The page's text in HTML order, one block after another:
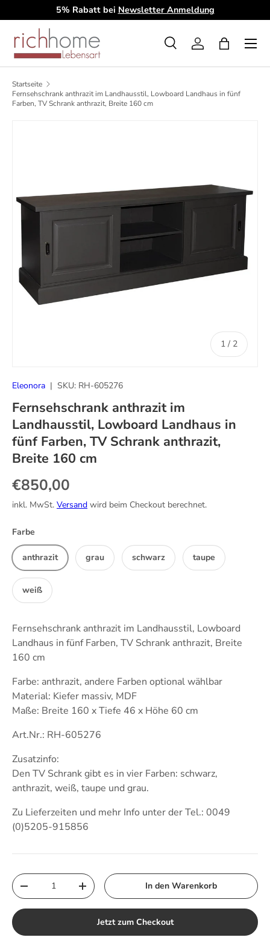
Direkt zum Inhalt
5% Rabatt bei Newsletter Anmeldung
Suchen
Art
SucheEinloggen
Menü
Startseite
Fernsehschrank anthrazit im Landhausstil, Lowboard Landhaus in fünf
Farben, TV Schrank anthrazit, Breite 160 cm
1 / von
2
Eleonora | SKU: RH-605276
Fernsehschrank anthrazit im
Landhausstil, Lowboard Landhaus in
fünf Farben, TV Schrank anthrazit,
Breite 160 cm
Normaler Preis
€850,00
inkl. MwSt. Versand wird beim Checkout berechnet.
Farbe
anthrazit grau schwarz taupe
weiß
Fernsehschrank anthrazit im Landhausstil, Lowboard
Landhaus in fünf Farben, TV Schrank anthrazit, Breite
160 cm
Farbe: anthrazit, andere Farben optional wählbar
Material: Kiefer massiv, MDF
Maße: Breite 160 x Tiefe 46 x Höhe 60 cm
Art.Nr.: RH-605276
Zusatzinfo:
Den TV Schrank gibt es in vier Farben: schwarz,
anthrazit, weiß, taupe und grau.
Zu Lieferzeiten und mehr Info unter der Tel.: 0049
(0)5205-915856
Anzahl
Menge verringernMenge erhöhen In den Warenkorb
Jetzt zum Checkout